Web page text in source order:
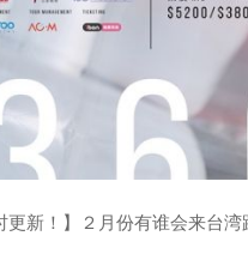
更新！】２月份有谁会来台湾